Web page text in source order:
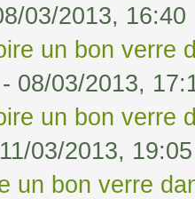
03/2013, 16:40
un bon verre
- 08/03/2013,
un bon verre
03/2013, 19:05
un bon verre